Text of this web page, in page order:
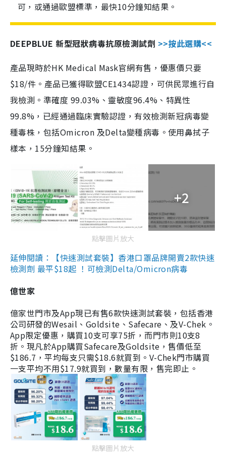
可，或通過歐盟標準，最快10分鐘知結果。
DEEPBLUE 新型冠狀病毒抗原檢測試劑 >>按此選購<<
產品現時於HK Medical Mask官網有售，優惠價只要
$18/件。產品已獲得歐盟CE1434認證，可供民眾進行自
我檢測。準確度 99.03%、靈敏度96.4%、特異性
99.8%，已經通過臨床實驗認證，有效檢測新冠病毒變
種毒株，包括Omicron 及Delta變種病毒。使用鼻拭子
樣本，15分鐘知結果。
+2
點擊圖片放大
延伸閱讀：【快速測試套裝】香港口罩品牌開賣2款快速
檢測劑 最平$18起 ！可檢測Delta/Omicron病毒
億世家
億家世門市及App現已有售6款快速測試套裝，包括香港
公司研發的Wesail、Goldsite、Safecare、及V-Chek。
App限定優惠，購買10支可享75折，而門市則10支8
折。現凡於App購買Safecare及Goldsite，售價低至
$186.7，平均每支只需$18.6就買到。V-Chek門市購買
一支平均不用$17.9就買到，數量有限，售完即止。
點擊圖片放大